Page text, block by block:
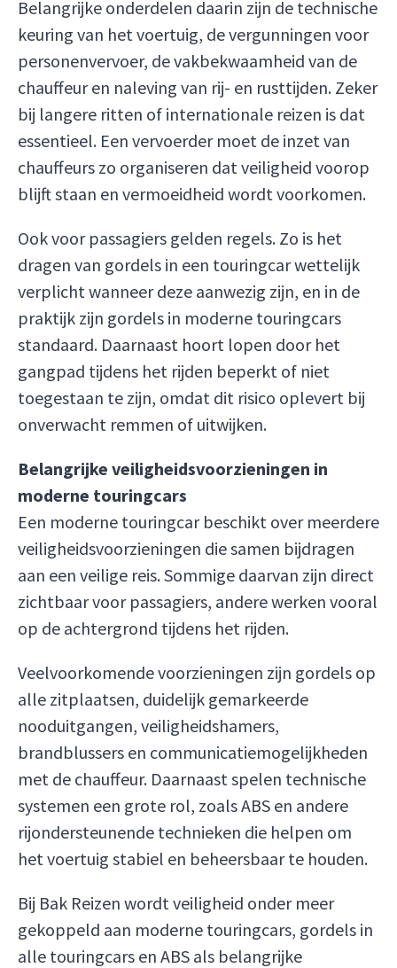
Belangrijke onderdelen daarin zijn de technische
keuring van het voertuig, de vergunningen voor
personenvervoer, de vakbekwaamheid van de
chauffeur en naleving van rij- en rusttijden. Zeker
bij langere ritten of internationale reizen is dat
essentieel. Een vervoerder moet de inzet van
chauffeurs zo organiseren dat veiligheid voorop
blijft staan en vermoeidheid wordt voorkomen.
Ook voor passagiers gelden regels. Zo is het
dragen van gordels in een touringcar wettelijk
verplicht wanneer deze aanwezig zijn, en in de
praktijk zijn gordels in moderne touringcars
standaard. Daarnaast hoort lopen door het
gangpad tijdens het rijden beperkt of niet
toegestaan te zijn, omdat dit risico oplevert bij
onverwacht remmen of uitwijken.
Belangrijke veiligheidsvoorzieningen in
moderne touringcars
Een moderne touringcar beschikt over meerdere
veiligheidsvoorzieningen die samen bijdragen
aan een veilige reis. Sommige daarvan zijn direct
zichtbaar voor passagiers, andere werken vooral
op de achtergrond tijdens het rijden.
Veelvoorkomende voorzieningen zijn gordels op
alle zitplaatsen, duidelijk gemarkeerde
nooduitgangen, veiligheidshamers,
brandblussers en communicatiemogelijkheden
met de chauffeur. Daarnaast spelen technische
systemen een grote rol, zoals ABS en andere
rijondersteunende technieken die helpen om
het voertuig stabiel en beheersbaar te houden.
Bij Bak Reizen wordt veiligheid onder meer
gekoppeld aan moderne touringcars, gordels in
alle touringcars en ABS als belangrijke